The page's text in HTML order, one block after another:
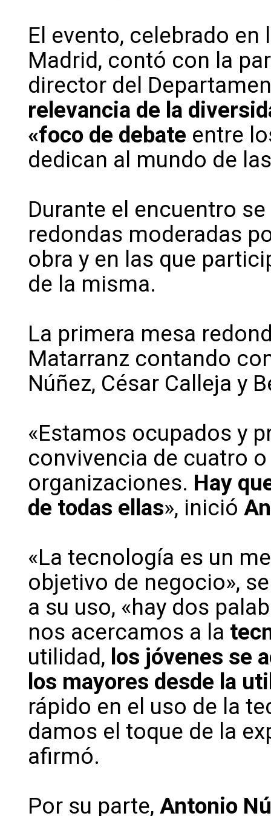
El evento, celebrado en
Madrid, contó con la
director del
relevancia de la
«foco de debate entre
dedican al mundo de
Durante el encuentro
redondas moderadas
obra y en las que
de la misma.
La primera mesa
Matarranz contando
Núñez, César Calleja y
«Estamos ocupados y
convivencia de cuatro
organizaciones. Hay
de todas ellas», inició
«La tecnología es un
objetivo de negocio»,
a su uso, «hay dos
nos acercamos a la
utilidad, los jóvenes se
los mayores desde la
rápido en el uso de la
damos el toque de la
afirmó.
Por su parte, Antonio